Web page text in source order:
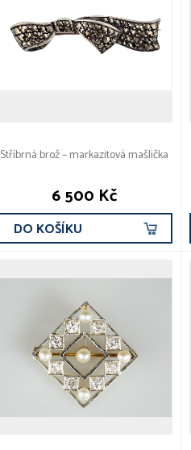
Stříbrná brož – markazitová mašlička
6 500 Kč
DO KOŠÍKU